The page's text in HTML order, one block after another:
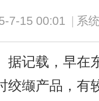
7-15 00:01 系
据记载，早在
绞缬产品，有